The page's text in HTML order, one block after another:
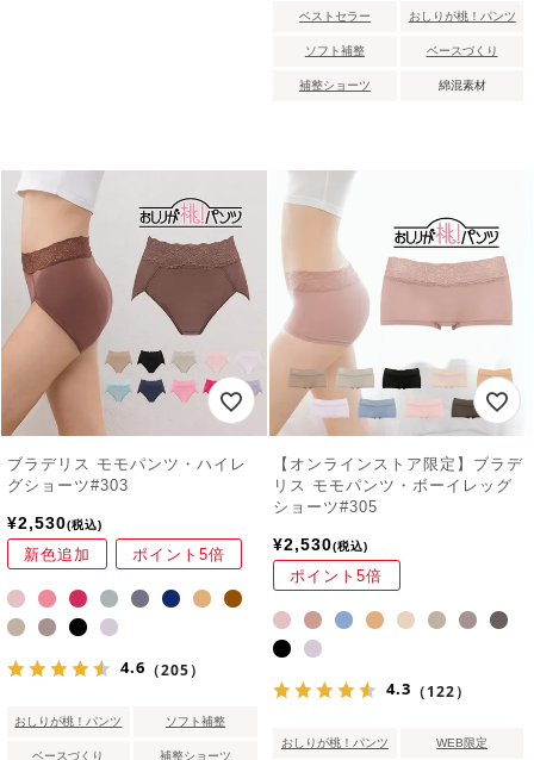
ベストセラー おしりが桃！パンツ
ソフト補整 ベースづくり
補整ショーツ 綿混素材
ブラデリス モモパンツ・ハイレ
グショーツ#303
¥2,530 税込
新色追加 ポイント5倍
4.6 （205）
おしりが桃！パンツ ソフト補整
ベースづくり 補整ショーツ
【オンラインストア限定】ブラデ
リス モモパンツ・ボーイレッグ
ショーツ#305
¥2,530 税込
ポイント5倍
4.3 （122）
おしりが桃！パンツ WEB限定